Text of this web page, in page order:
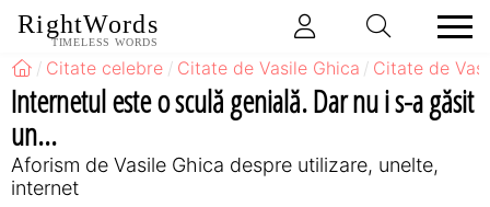
RightWords
TIMELESS WORDS
Citate celebre Citate de Vasile Ghica Citate de
Internetul este o sculă genială. Dar nu i s-a găsit
un...
Aforism de Vasile Ghica despre utilizare, unelte,
internet